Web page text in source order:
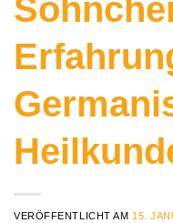
VERÖFFENTLICHT AM 15.